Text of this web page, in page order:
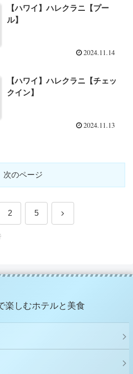
【ハワイ】ハレクラニ【プー
ル】
2024.11.14
【ハワイ】ハレクラニ【チェッ
クイン】
2024.11.13
次のページ
2 5 次
楽しむホテルと美食